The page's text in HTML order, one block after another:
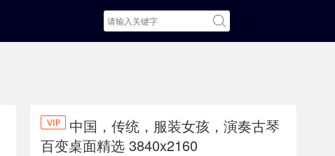
中国，传统，服装女孩，演奏古琴
百变桌面精选 3840x2160